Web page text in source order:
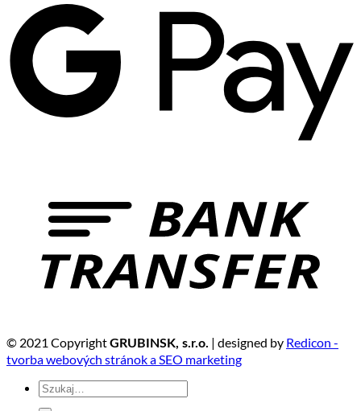
© 2021 CopyrightGRUBINSK, s.r.o. | designed by Redicon -
tvorba webových stránok a SEO marketing
Szukaj: